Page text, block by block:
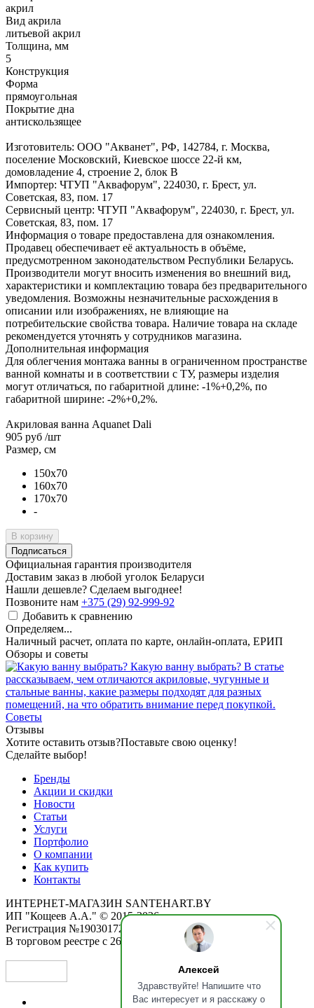
Алексей
Здравствуйте! Напишите что
Вас интересует и я расскажу о
акрил
Вид акрила
литьевой акрил
Толщина, мм
5
Конструкция
Форма
прямоугольная
Покрытие дна
антискользящее
Изготовитель: ООО "Акванет", РФ, 142784, г. Москва,
поселение Московский, Киевское шоссе 22-й км,
домовладение 4, строение 2, блок В
Импортер: ЧТУП "Аквафорум", 224030, г. Брест, ул.
Советская, 83, пом. 17
Сервисный центр: ЧТУП "Аквафорум", 224030, г. Брест, ул.
Советская, 83, пом. 17
Информация о товаре предоставлена для ознакомления.
Продавец обеспечивает её актуальность в объёме,
предусмотренном законодательством Республики Беларусь.
Производители могут вносить изменения во внешний вид,
характеристики и комплектацию товара без предварительного
уведомления. Возможны незначительные расхождения в
описании или изображениях, не влияющие на
потребительские свойства товара. Наличие товара на складе
рекомендуется уточнять у сотрудников магазина.
Дополнительная информация
Для облегчения монтажа ванны в ограниченном пространстве
ванной комнаты и в соответствии с ТУ, размеры изделия
могут отличаться, по габаритной длине: -1%+0,2%, по
габаритной ширине: -2%+0,2%.
Акриловая ванна Aquanet Dali
905 руб /шт
Размер, см
150x70
160x70
170x70
-
В корзину
Подписаться
Официальная гарантия производителя
Доставим заказ в любой уголок Беларуси
Нашли дешевле? Сделаем выгоднее!
Позвоните нам +375 (29) 92-999-92
Добавить к сравнению
Определяем...
Наличный расчет, оплата по карте, онлайн-оплата, ЕРИП
Обзоры и советы
Какую ванну выбрать? В статье
рассказываем, чем отличаются акриловые, чугунные и
стальные ванны, какие размеры подходят для разных
помещений, на что обратить внимание перед покупкой.
Советы
Отзывы
Хотите оставить отзыв?Поставьте свою оценку!
Сделайте выбор!
Бренды
Акции и скидки
Новости
Статьи
Услуги
Портфолио
О компании
Как купить
Контакты
ИНТЕРНЕТ-МАГАЗИН SANTEHART.BY
ИП "Кощеев А.А." © 2015-2026
Регистрация №190301725 от 12.02.2015
В торговом реестре с 26.11.2019